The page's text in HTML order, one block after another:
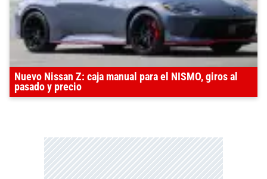
Nuevo Nissan Z: caja manual para el NISMO, giros al
pasado y precio